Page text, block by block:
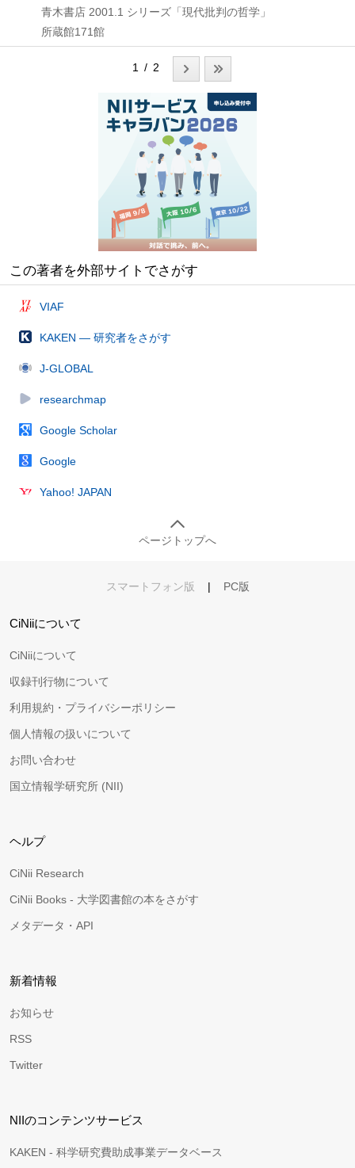
青木書店 2001.1 シリーズ「現代批判の哲学」
所蔵館171館
1 / 2
この著者を外部サイトでさがす
VIAF
KAKEN — 研究者をさがす
J-GLOBAL
researchmap
Google Scholar
Google
Yahoo! JAPAN
ページトップへ
スマートフォン版 | PC版
CiNiiについて
CiNiiについて
収録刊行物について
利用規約・プライバシーポリシー
個人情報の扱いについて
お問い合わせ
国立情報学研究所 (NII)
ヘルプ
CiNii Research
CiNii Books - 大学図書館の本をさがす
メタデータ・API
新着情報
お知らせ
RSS
Twitter
NIIのコンテンツサービス
KAKEN - 科学研究費助成事業データベース